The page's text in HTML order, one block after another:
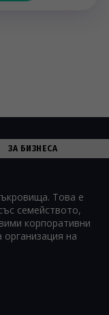
ЗА БИЗНЕСА
Това е
семейството,
корпоративни
на